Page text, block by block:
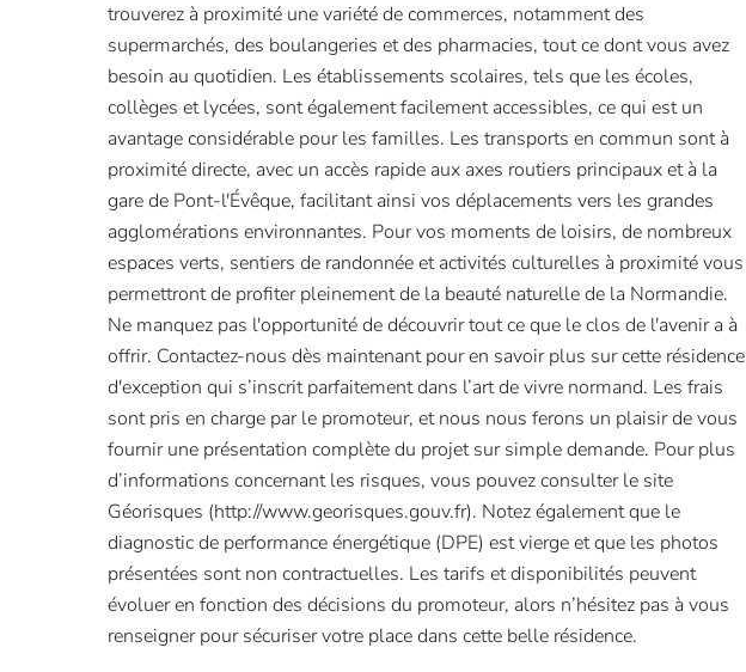
trouverez à proximité une variété de commerces, notamment des
supermarchés, des boulangeries et des pharmacies, tout ce dont vous avez
besoin au quotidien. Les établissements scolaires, tels que les écoles,
collèges et lycées, sont également facilement accessibles, ce qui est un
avantage considérable pour les familles. Les transports en commun sont à
proximité directe, avec un accès rapide aux axes routiers principaux et à la
gare de Pont-l'Évêque, facilitant ainsi vos déplacements vers les grandes
agglomérations environnantes. Pour vos moments de loisirs, de nombreux
espaces verts, sentiers de randonnée et activités culturelles à proximité vous
permettront de profiter pleinement de la beauté naturelle de la Normandie.
Ne manquez pas l'opportunité de découvrir tout ce que le clos de l'avenir a à
offrir. Contactez-nous dès maintenant pour en savoir plus sur cette résidence
d'exception qui s’inscrit parfaitement dans l’art de vivre normand. Les frais
sont pris en charge par le promoteur, et nous nous ferons un plaisir de vous
fournir une présentation complète du projet sur simple demande. Pour plus
d’informations concernant les risques, vous pouvez consulter le site
Géorisques (http://www.georisques.gouv.fr). Notez également que le
diagnostic de performance énergétique (DPE) est vierge et que les photos
présentées sont non contractuelles. Les tarifs et disponibilités peuvent
évoluer en fonction des décisions du promoteur, alors n’hésitez pas à vous
renseigner pour sécuriser votre place dans cette belle résidence.